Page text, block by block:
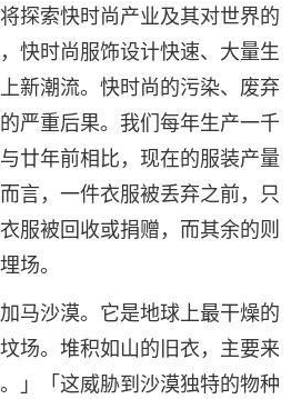
探索快时尚产业及其对世界的
快时尚服饰设计快速、大量生
新潮流。快时尚的污染、废弃
严重后果。我们每年生产一千
廿年前相比，现在的服装产量
言，一件衣服被丢弃之前，只
服被回收或捐赠，而其余的则
场。
马沙漠。它是地球上最干燥的
场。堆积如山的旧衣，主要来
」「这威胁到沙漠独特的物种